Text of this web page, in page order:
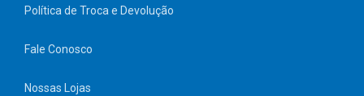
Política de Troca e Devolução
Fale Conosco
Nossas Lojas